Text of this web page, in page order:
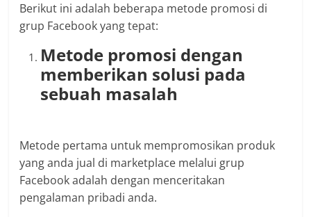
Berikut ini adalah beberapa metode promosi di
grup Facebook yang tepat:
Metode promosi dengan
memberikan solusi pada
sebuah masalah
Metode pertama untuk mempromosikan produk
yang anda jual di marketplace melalui grup
Facebook adalah dengan menceritakan
pengalaman pribadi anda.